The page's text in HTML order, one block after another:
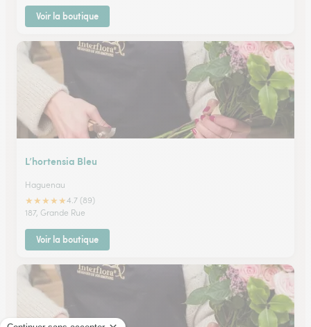
Voir la boutique
L’hortensia Bleu
Haguenau
★★★★★4.7 (89)
187, Grande Rue
Voir la boutique